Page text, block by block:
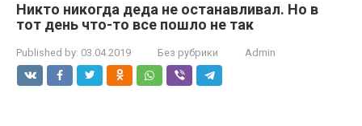
Никто никогда деда не останавливал. Но в
тот день что-то все пошло не так
Published by: 03.04.2019 Без рубрики Admin